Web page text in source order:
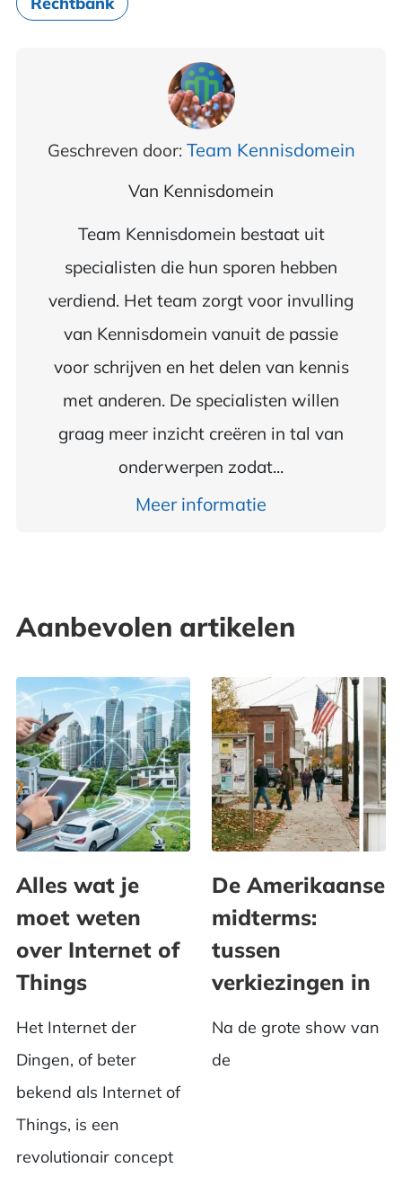
Geschreven door: Team Kennisdomein
Van Kennisdomein
Team Kennisdomein bestaat uit
specialisten die hun sporen hebben
verdiend. Het team zorgt voor invulling
van Kennisdomein vanuit de passie
voor schrijven en het delen van kennis
met anderen. De specialisten willen
graag meer inzicht creëren in tal van
onderwerpen zodat...
Meer informatie
Aanbevolen artikelen
Alles wat je
moet weten
over Internet of
Things
Het Internet der
Dingen, of beter
bekend als Internet of
Things, is een
revolutionair concept
De Amerikaanse
midterms:
tussen
verkiezingen in
Na de grote show van
de